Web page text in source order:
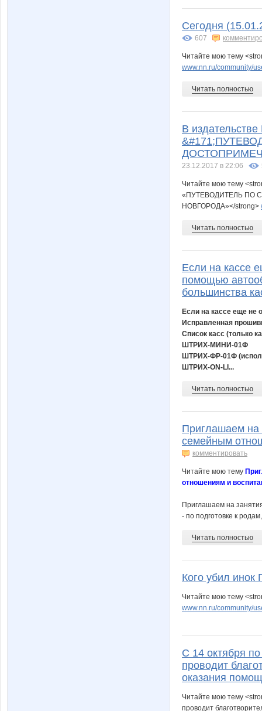
Сегодня
607
Читайте мою тему
www.nn.ru/community/
Читать полностью
В
23.12.2017 в 22:06
Читайте мою тему
«ПУТЕВОДИТЕЛЬ ПО
НОВГОРОДА»</strong>
Читать полностью
Если на кассе
помощью
большинства
Если на кассе еще не
Исправленная
Список касс (только
ШТРИХ-МИНИ-01Ф
ШТРИХ-ФР-01Ф
ШТРИХ-ON-LI...
Читать полностью
Приглашаем
семейным
комментировать
Читайте мою тему
отношениям и
Приглашаем на
- по подготовке к
Читать полностью
Кого убил инок
Читайте мою тему
www.nn.ru/community/
С 14 октября
проводит
оказания
Читайте мою тему
проводит